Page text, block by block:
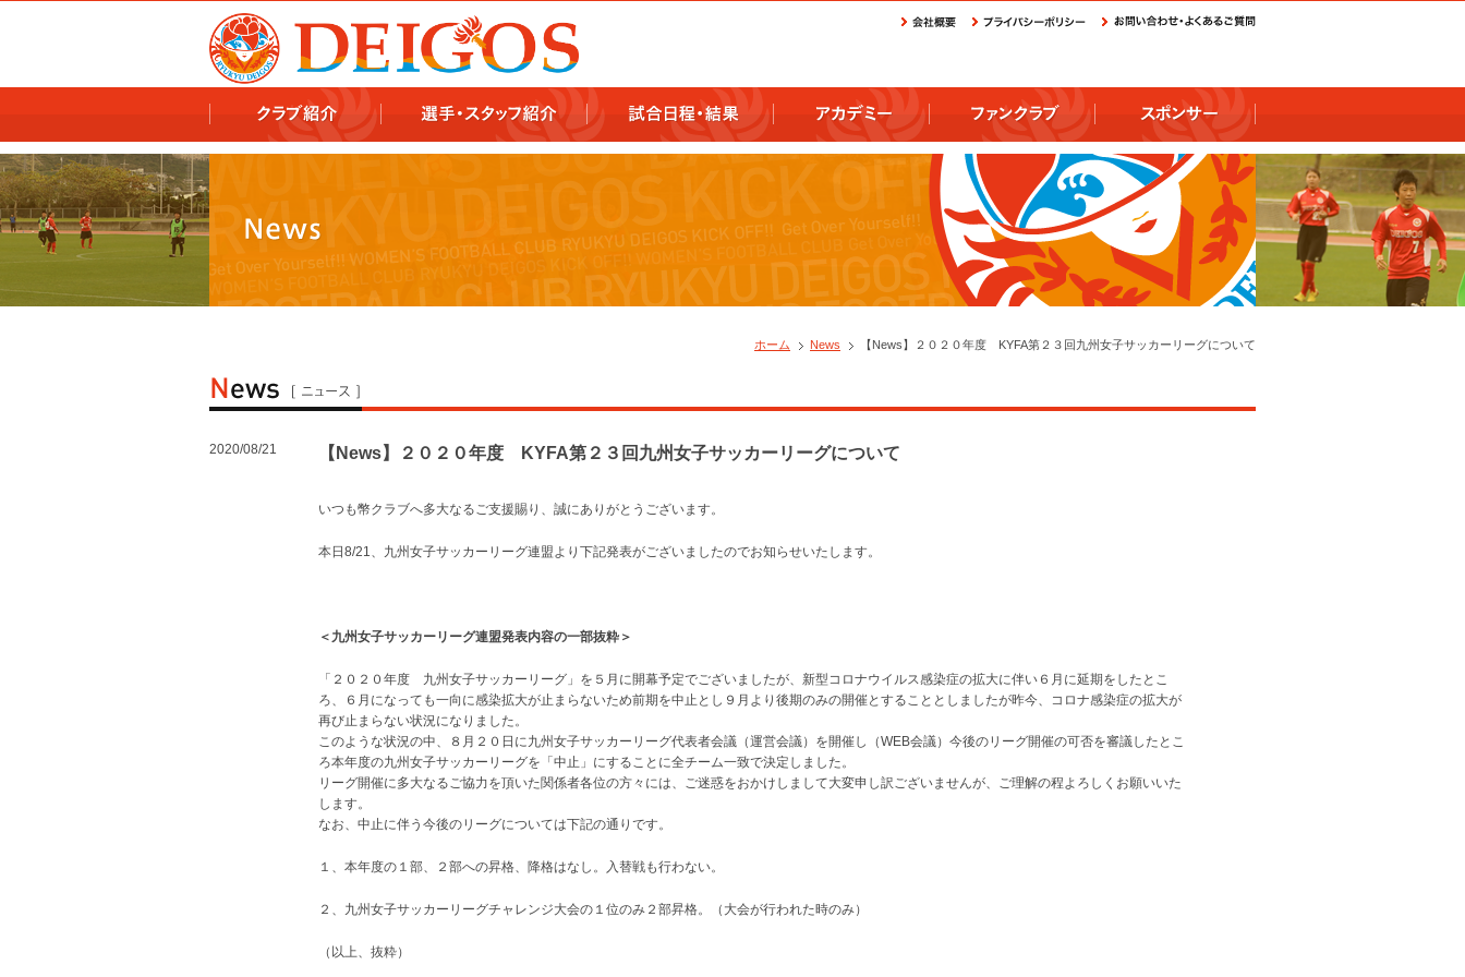
ホーム News 【News】２０２０年度 KYFA第２３回九州女子サッカーリーグについて
2020/08/21 【News】２０２０年度 KYFA第２３回九州女子サッカーリーグについて
いつも幣クラブへ多大なるご支援賜り、誠にありがとうございます。
本日8/21、九州女子サッカーリーグ連盟より下記発表がございましたのでお知らせいたします。
＜九州女子サッカーリーグ連盟発表内容の一部抜粋＞
「２０２０年度 九州女子サッカーリーグ」を５月に開幕予定でございましたが、新型コロナウイルス感染症の拡大に伴い６月に延期をしたとこ
ろ、６月になっても一向に感染拡大が止まらないため前期を中止とし９月より後期のみの開催とすることとしましたが昨今、コロナ感染症の拡大が
再び止まらない状況になりました。
このような状況の中、８月２０日に九州女子サッカーリーグ代表者会議（運営会議）を開催し（WEB会議）今後のリーグ開催の可否を審議したとこ
ろ本年度の九州女子サッカーリーグを「中止」にすることに全チーム一致で決定しました。
リーグ開催に多大なるご協力を頂いた関係者各位の方々には、ご迷惑をおかけしまして大変申し訳ございませんが、ご理解の程よろしくお願いいた
します。
なお、中止に伴う今後のリーグについては下記の通りです。
１、本年度の１部、２部への昇格、降格はなし。入替戦も行わない。
２、九州女子サッカーリーグチャレンジ大会の１位のみ２部昇格。（大会が行われた時のみ）
（以上、抜粋）